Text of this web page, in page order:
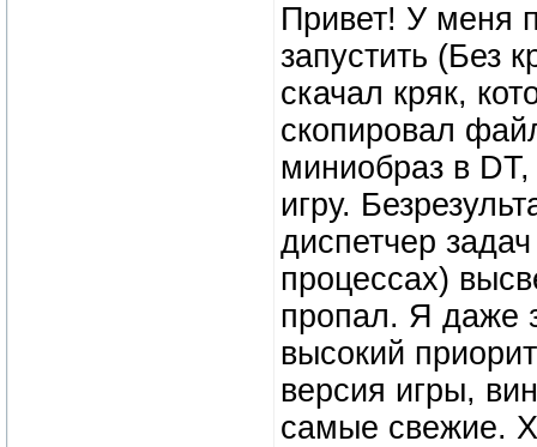
Привет! У меня
запустить (Без
скачал кряк,
скопировал
миниобраз в
игру.
диспетчер
процессах)
пропал. Я даже
высокий
версия игры,
самые свежие.